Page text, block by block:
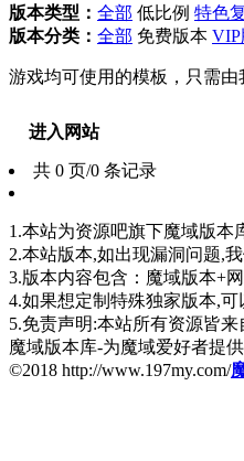
版本类型： 全部 低比例 特色
版本分类： 全部 免费版本 VIP
游戏均可使用的模板，只需由
进入网站
共 0 页/0 条记录
1.本站为资源吧旗下魔域版本
2.本站版本,如出现漏洞问题,
3.版本内容包含：魔域版本+
4.如果想定制特殊独家版本,
5.免责声明:本站所有资源皆来
魔域版本库-为魔域爱好者提
©2018 http://www.197my.com/